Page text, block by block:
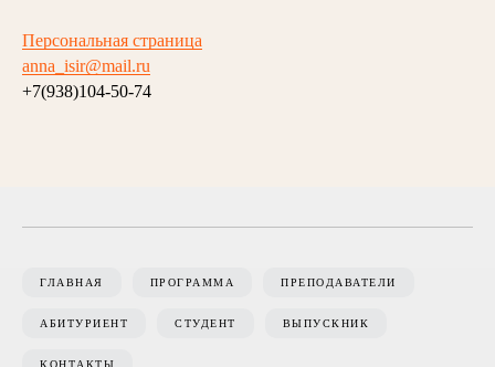
Персональная страница
anna_isir@mail.ru
+7(938)104-50-74
ГЛАВНАЯ ПРОГРАММА ПРЕПОДАВАТЕЛИ
АБИТУРИЕНТ СТУДЕНТ ВЫПУСКНИК
КОНТАКТЫ